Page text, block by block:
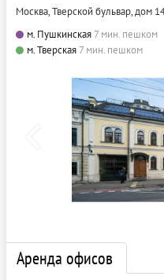
Москва, Тверской бульвар, дом
м. Пушкинская 7 мин. пешком
м. Тверская 7 мин. пешком
Аренда офисов